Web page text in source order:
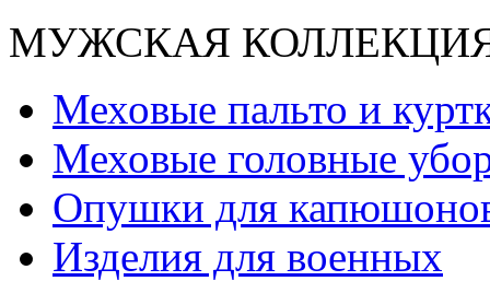
МУЖСКАЯ
Меховые пальто и
Меховые головные
Опушки для
Изделия для военных